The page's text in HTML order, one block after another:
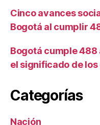
Cinco avances
Bogotá al cumplir
Bogotá cumple 488
el significado de
Categorías
Nación